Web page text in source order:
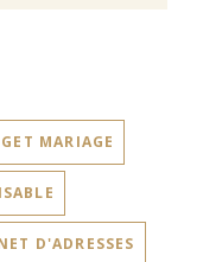
MARIAGE
D'ADRESSES